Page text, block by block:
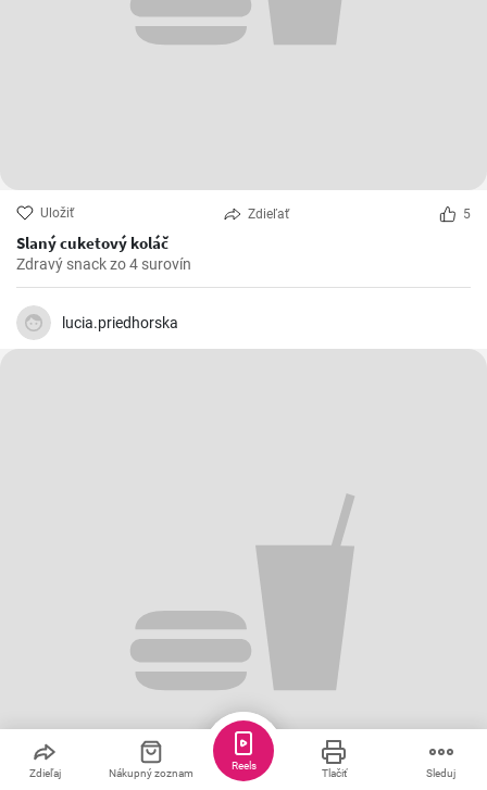
Uložiť Zdieľať 5
Slaný cuketový koláč
Zdravý snack zo 4 surovín
lucia.priedhorska
Zdieľaj Nákupný zoznam Tlačiť Sleduj
Reels